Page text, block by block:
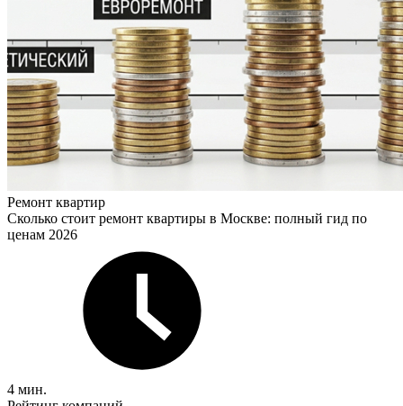
Ремонт квартир
Сколько стоит ремонт квартиры в Москве: полный гид по
ценам 2026
4 мин.